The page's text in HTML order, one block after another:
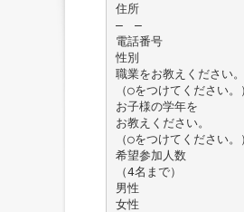
住所
― ―
電話番号
性別
職業をお教えください。
（○をつけてください。）
お子様の学年を
お教えください。
（○をつけてください。）
希望参加人数
（4名まで）
男性
女性